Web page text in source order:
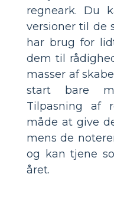
regneark. Du
versioner til de
har brug for
dem til
masser af
start bare
Tilpasning af
måde at give
mens de
og kan tjene
året.